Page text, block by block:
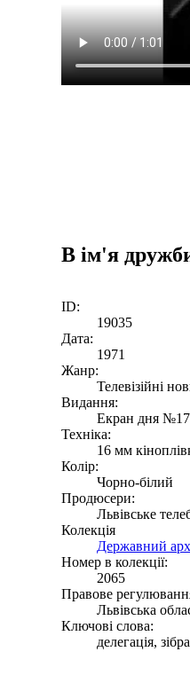
В ім'я
ID:
19035
Дата:
1971
Жанр:
Телевізійні
Видання:
Екран дня
Техніка:
16 мм
Колір:
Чорно-білий
Продюсери:
Львівське
Колекція
Державний
Номер в колекції:
2065
Правове
Львівська
Ключові слова:
делегація,